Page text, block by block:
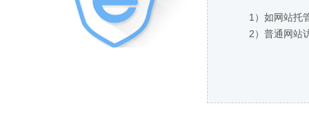
1）如网站托
2）普通网站